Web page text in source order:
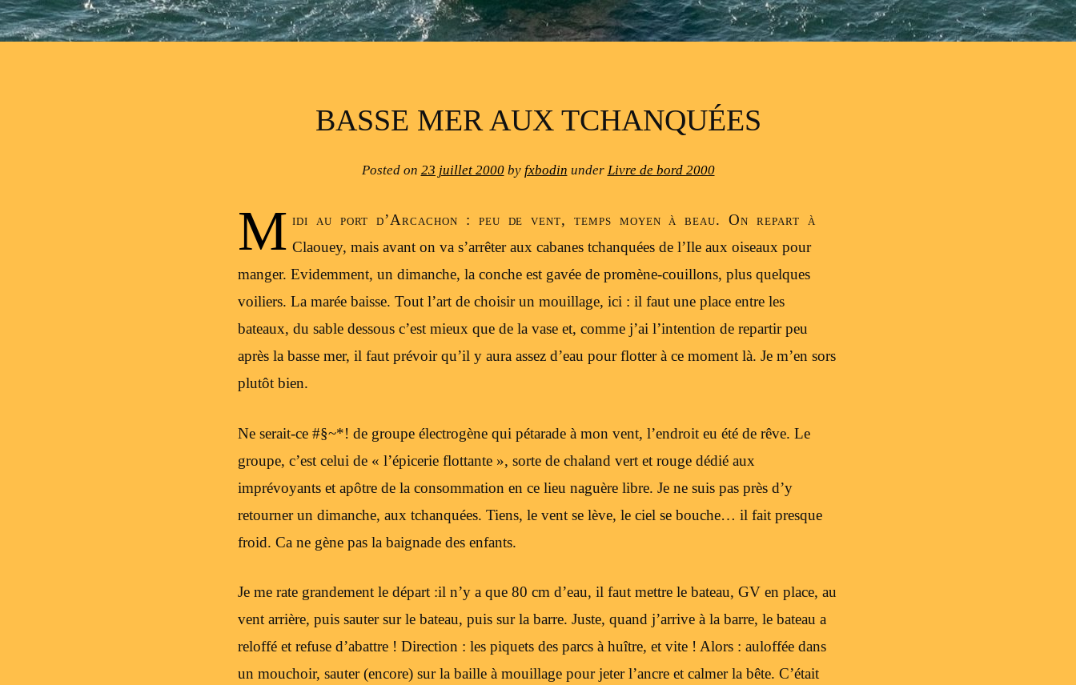
BASSE MER AUX TCHANQUÉES
Posted on 23 juillet 2000by fxbodin under Livre de bord 2000
M idi au port d’Arcachon : peu de vent, temps moyen à beau. On repart à
Claouey, mais avant on va s’arrêter aux cabanes tchanquées de l’Ile aux oiseaux pour
manger. Evidemment, un dimanche, la conche est gavée de promène-couillons, plus quelques
voiliers. La marée baisse. Tout l’art de choisir un mouillage, ici : il faut une place entre les
bateaux, du sable dessous c’est mieux que de la vase et, comme j’ai l’intention de repartir peu
après la basse mer, il faut prévoir qu’il y aura assez d’eau pour flotter à ce moment là. Je m’en sors
plutôt bien.
Ne serait-ce #§~*! de groupe électrogène qui pétarade à mon vent, l’endroit eu été de rêve. Le
groupe, c’est celui de « l’épicerie flottante », sorte de chaland vert et rouge dédié aux
imprévoyants et apôtre de la consommation en ce lieu naguère libre. Je ne suis pas près d’y
retourner un dimanche, aux tchanquées. Tiens, le vent se lève, le ciel se bouche… il fait presque
froid. Ca ne gène pas la baignade des enfants.
Je me rate grandement le départ :il n’y a que 80 cm d’eau, il faut mettre le bateau, GV en place, au
vent arrière, puis sauter sur le bateau, puis sur la barre. Juste, quand j’arrive à la barre, le bateau a
reloffé et refuse d’abattre ! Direction : les piquets des parcs à huître, et vite ! Alors : auloffée dans
un mouchoir, sauter (encore) sur la baille à mouillage pour jeter l’ancre et calmer la bête. C’était